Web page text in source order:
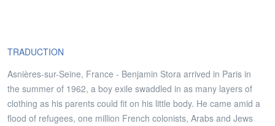
TRADUCTION
Asnières-sur-Seine, France - Benjamin Stora arrived in Paris in
the summer of 1962, a boy exile swaddled in as many layers of
clothing as his parents could fit on his little body. He came amid a
flood of refugees, one million French colonists, Arabs and Jews